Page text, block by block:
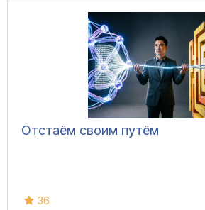
Отстаём своим путём
36